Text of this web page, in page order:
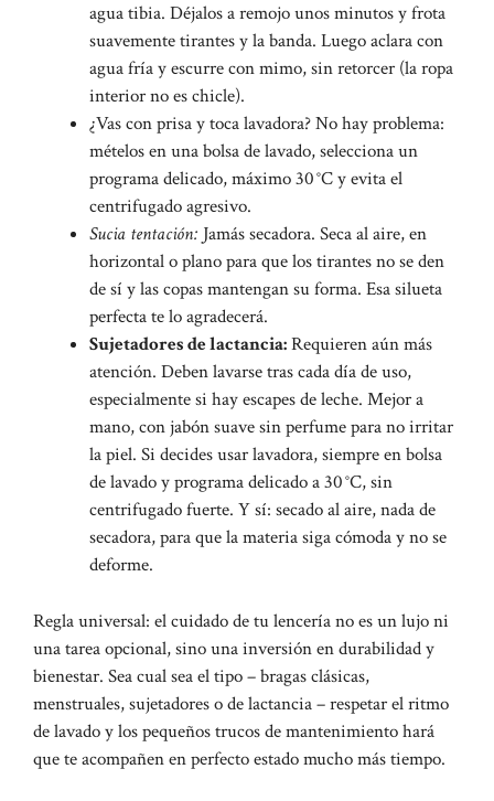
agua tibia. Déjalos a remojo unos minutos y frota
suavemente tirantes y la banda. Luego aclara con
agua fría y escurre con mimo, sin retorcer (la ropa
interior no es chicle).
¿Vas con prisa y toca lavadora? No hay problema:
mételos en una bolsa de lavado, selecciona un
programa delicado, máximo 30 °C y evita el
centrifugado agresivo.
Sucia tentación: Jamás secadora. Seca al aire, en
horizontal o plano para que los tirantes no se den
de sí y las copas mantengan su forma. Esa silueta
perfecta te lo agradecerá.
Sujetadores de lactancia:Requieren aún más
atención. Deben lavarse tras cada día de uso,
especialmente si hay escapes de leche. Mejor a
mano, con jabón suave sin perfume para no irritar
la piel. Si decides usar lavadora, siempre en bolsa
de lavado y programa delicado a 30 °C, sin
centrifugado fuerte. Y sí: secado al aire, nada de
secadora, para que la materia siga cómoda y no se
deforme.
Regla universal: el cuidado de tu lencería no es un lujo ni
una tarea opcional, sino una inversión en durabilidad y
bienestar. Sea cual sea el tipo – bragas clásicas,
menstruales, sujetadores o de lactancia – respetar el ritmo
de lavado y los pequeños trucos de mantenimiento hará
que te acompañen en perfecto estado mucho más tiempo.